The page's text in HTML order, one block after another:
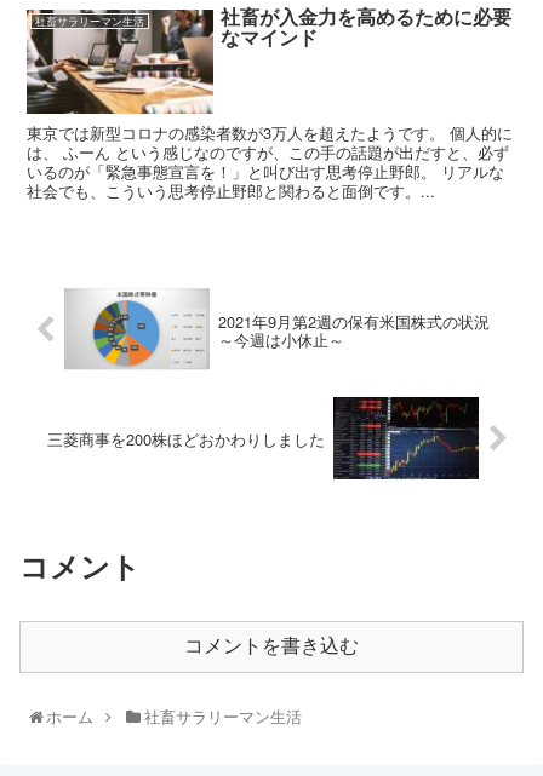
社畜サラリーマン生活 社畜が入金力を高めるために必要
なマインド
東京では新型コロナの感染者数が3万人を超えたようです。 個人的に
は、 ふーん という感じなのですが、この手の話題が出だすと、必ず
いるのが「緊急事態宣言を！」と叫び出す思考停止野郎。 リアルな
社会でも、こういう思考停止野郎と関わると面倒です。...
2021年9月第2週の保有米国株式の状況
～今週は小休止～
三菱商事を200株ほどおかわりしました
コメント
コメントを書き込む
ホーム 社畜サラリーマン生活